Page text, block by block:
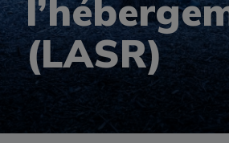
(LASR)